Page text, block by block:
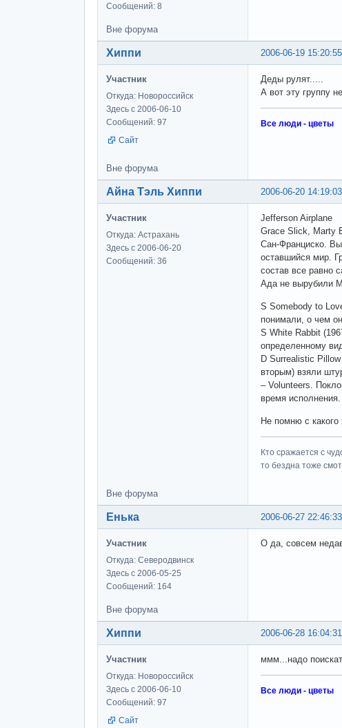
Сообщений: 8
Вне форума
2006-06-19 15:20:55
Хиппи
Участник
Откуда: Новороссийск
Здесь с 2006-06-10
Сообщений: 97
Сайт
Деды рулят.....
А вот эту группу
Все люди - цветы
Вне форума
2006-06-20 14:19:03
Айна Тэль Хиппи
Участник
Откуда: Астрахань
Здесь с 2006-06-20
Сообщений: 36
Jefferson Airplane
Grace Slick, Marty
Сан-Франциско.
оставшийся мир.
состав все равно
Ада не вырубили
S Somebody to
понимали, о чем
S White Rabbit
определенному
D Surrealistic
вторым) взяли
– Volunteers.
время исполнения.
Не помню с какого
Кто сражается с
то бездна тоже
Вне форума
2006-06-27 22:46:33
Енька
Участник
Откуда: Северодвинск
Здесь с 2006-05-25
Сообщений: 164
О да, совсем
Вне форума
2006-06-28 16:04:31
Хиппи
Участник
Откуда: Новороссийск
Здесь с 2006-06-10
Сообщений: 97
Сайт
ммм...надо
Все люди - цветы